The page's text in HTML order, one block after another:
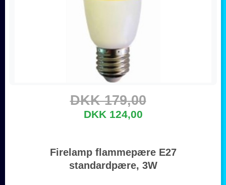
DKK 179,00
DKK 124,00
Firelamp flammepære E27
standardpære, 3W